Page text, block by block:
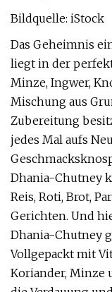
Bildquelle: iStock
Das Geheimnis
liegt in der
Minze, Ingwer,
Mischung aus
Zubereitung
jedes Mal aufs
Dhania-Chutney
Reis, Roti, Brot,
Gerichten. Und
Dhania-Chutney
Vollgepackt mit
Koriander, Minze